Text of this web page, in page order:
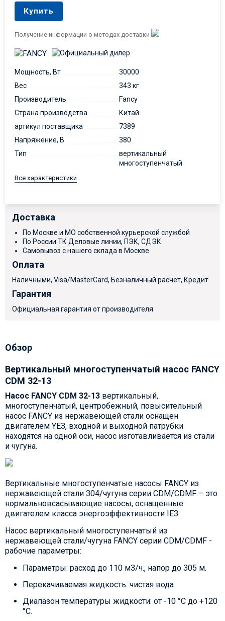
Купить
Получение информации о методах доставки
Мощность, Вт
30000
Вес
343 кг
Производитель
Fancy
Страна производства
Китай
артикул поставщика
7389
Напряжение, В
380
Тип
вертикальный
многоступенчатый
Все характеристики
Доставка
По Москве и МО собственной курьерской службой
По России ТК Деловые линии, ПЭК, СДЭК
Самовывоз с нашего склада в Москве
Оплата
Наличными, Visa/MasterCard, Безналичный расчет, Кредит
Гарантия
Официальная гарантия от производителя
Обзор
Вертикальный многоступенчатый насос FANCY
CDM 32-13
Насос FANCY CDM 32-13вертикальный,
многоступенчатый, центробежный, повысительный
насос FANCY из нержавеющей стали оснащен
двигателем YE3, входной и выходной патрубки
находятся на одной оси, насос изготавливается из стали
и чугуна.
Вертикальные многоступенчатые насосы FANCY из
нержавеющей стали 304/чугуна серии CDM/CDMF – это
нормальновсасывающие насосы, оснащенные
двигателем класса энергоэффективности IE3.
Насос вертикальный многоступенчатый из
нержавеющей стали/чугуна FANCY серии CDM/CDMF -
рабочие параметры:
Параметры: расход до 110 м3/ч., напор до 305 м.
Перекачиваемая жидкость: чистая вода
Диапазон температуры жидкости: от -10 °C до +120
°C.